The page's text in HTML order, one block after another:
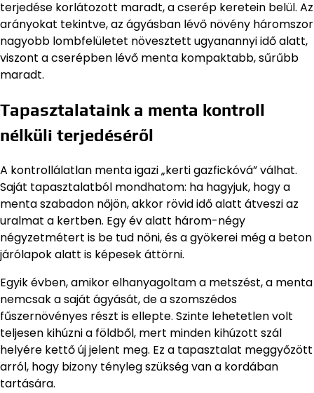
terjedése korlátozott maradt, a cserép keretein belül. Az
arányokat tekintve, az ágyásban lévő növény háromszor
nagyobb lombfelületet növesztett ugyanannyi idő alatt,
viszont a cserépben lévő menta kompaktabb, sűrűbb
maradt.
Tapasztalataink a menta kontroll
nélküli terjedéséről
A kontrollálatlan menta igazi „kerti gazfickóvá” válhat.
Saját tapasztalatból mondhatom: ha hagyjuk, hogy a
menta szabadon nőjön, akkor rövid idő alatt átveszi az
uralmat a kertben. Egy év alatt három-négy
négyzetmétert is be tud nőni, és a gyökerei még a beton
járólapok alatt is képesek áttörni.
Egyik évben, amikor elhanyagoltam a metszést, a menta
nemcsak a saját ágyását, de a szomszédos
fűszernövényes részt is ellepte. Szinte lehetetlen volt
teljesen kihúzni a földből, mert minden kihúzott szál
helyére kettő új jelent meg. Ez a tapasztalat meggyőzött
arról, hogy bizony tényleg szükség van a kordában
tartására.